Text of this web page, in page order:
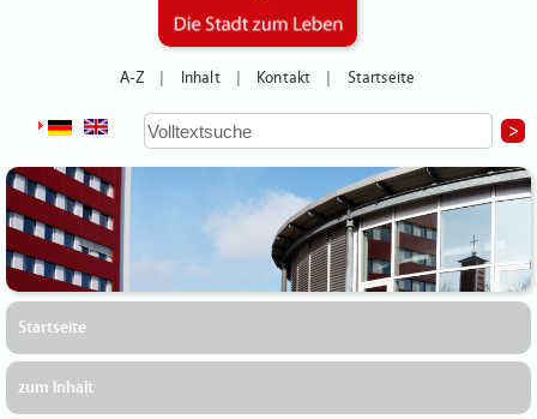
A-Z Inhalt Kontakt Startseite
Startseite
zum Inhalt